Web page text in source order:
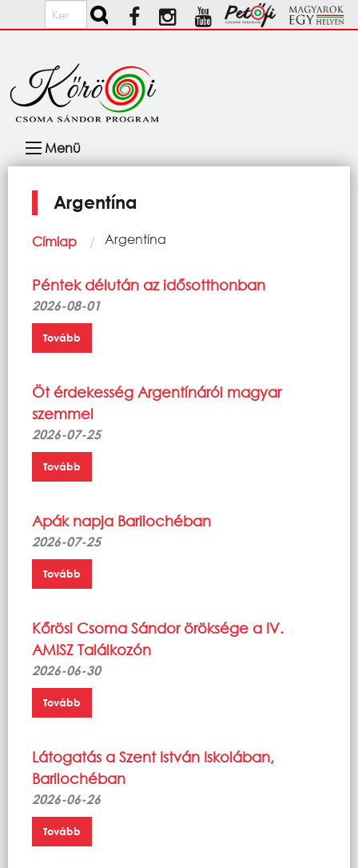
Ugrás a tartalomra
Keresés
navigáció
Menü
Argentína
Morzsa
Címlap Current:
Argentína
Péntek délután az idősotthonban
2026-08-01
Tovább
Öt érdekesség Argentínáról magyar
szemmel
2026-07-25
Tovább
Apák napja Barilochéban
2026-07-25
Tovább
Kőrösi Csoma Sándor öröksége a IV.
AMISZ Találkozón
2026-06-30
Tovább
Látogatás a Szent István Iskolában,
Barilochéban
2026-06-26
Tovább